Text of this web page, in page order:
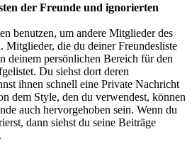
der Freunde und ignorierten
benutzen, um andere Mitglieder des
Mitglieder, die du deiner Freundesliste
deinem persönlichen Bereich für den
Du siehst dort deren
ihnen schnell eine Private Nachricht
dem Style, den du verwendest, können
auch hervorgehoben sein. Wenn du
dann siehst du seine Beiträge